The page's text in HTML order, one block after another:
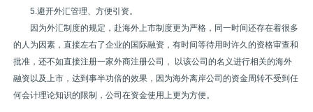
5.避开外汇管理、方便引资。
因为外汇制度的规定，赴海外上市制度更为严格，同一时间还存在着很多
的人为因素，直接左右了企业的国际融资，有时间等待用时许久的资格审查和
批准，还不如直接注册一家外商注册公司， 以该公司的名义进行相关的海外
融资以及上市，达到事半功倍的效果，因为海外离岸公司的资金周转不受到任
何会计理论知识的限制，公司在资金使用上更为方便。